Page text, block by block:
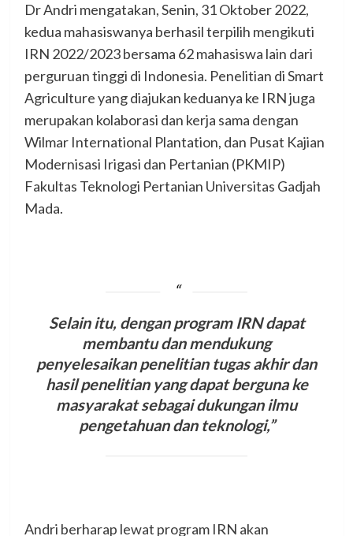
Dr Andri mengatakan, Senin, 31 Oktober 2022,
kedua mahasiswanya berhasil terpilih mengikuti
IRN 2022/2023 bersama 62 mahasiswa lain dari
perguruan tinggi di Indonesia. Penelitian di Smart
Agriculture yang diajukan keduanya ke IRN juga
merupakan kolaborasi dan kerja sama dengan
Wilmar International Plantation, dan Pusat Kajian
Modernisasi Irigasi dan Pertanian (PKMIP)
Fakultas Teknologi Pertanian Universitas Gadjah
Mada.
Selain itu, dengan program IRN dapat
membantu dan mendukung
penyelesaikan penelitian tugas akhir dan
hasil penelitian yang dapat berguna ke
masyarakat sebagai dukungan ilmu
pengetahuan dan teknologi,”
Andri berharap lewat program IRN akan